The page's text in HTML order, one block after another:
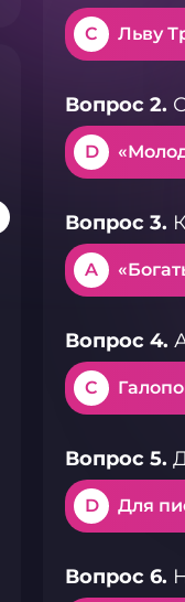
C Льву
Вопрос 2.
D
Вопрос 3.
A
Вопрос 4.
C
Вопрос 5.
D Для
Вопрос 6.